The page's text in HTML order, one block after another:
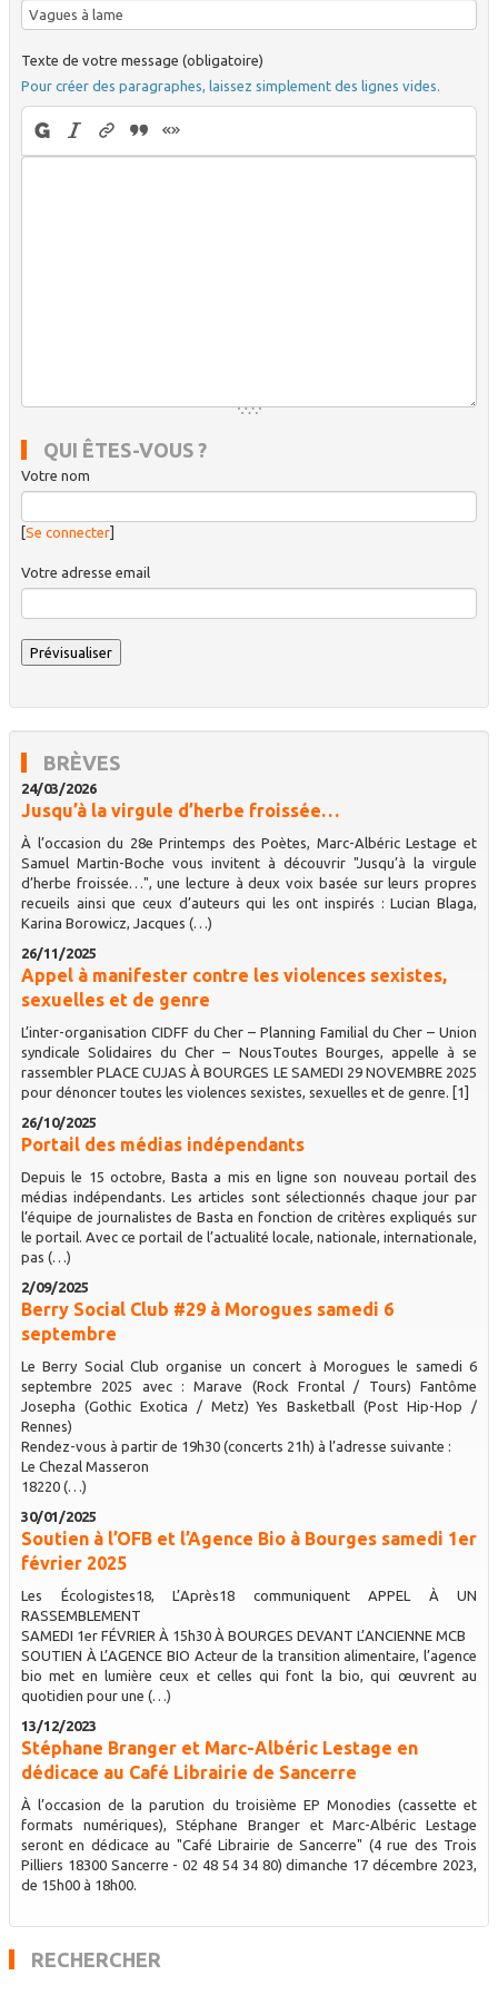
Texte de votre message (obligatoire)
Pour créer des paragraphes, laissez simplement des lignes vides.
QUI ÊTES-VOUS ?
Votre nom
[Se connecter]
Votre adresse email
BRÈVES
24/03/2026
Jusqu’à la virgule d’herbe froissée…
À l’occasion du 28e Printemps des Poètes, Marc-Albéric Lestage et
Samuel Martin-Boche vous invitent à découvrir "Jusqu’à la virgule
d’herbe froissée…", une lecture à deux voix basée sur leurs propres
recueils ainsi que ceux d’auteurs qui les ont inspirés : Lucian Blaga,
Karina Borowicz, Jacques (…)
26/11/2025
Appel à manifester contre les violences sexistes,
sexuelles et de genre
L’inter-organisation CIDFF du Cher – Planning Familial du Cher – Union
syndicale Solidaires du Cher – NousToutes Bourges, appelle à se
rassembler PLACE CUJAS À BOURGES LE SAMEDI 29 NOVEMBRE 2025
pour dénoncer toutes les violences sexistes, sexuelles et de genre. [1]
26/10/2025
Portail des médias indépendants
Depuis le 15 octobre, Basta a mis en ligne son nouveau portail des
médias indépendants. Les articles sont sélectionnés chaque jour par
l’équipe de journalistes de Basta en fonction de critères expliqués sur
le portail. Avec ce portail de l’actualité locale, nationale, internationale,
pas (…)
2/09/2025
Berry Social Club #29 à Morogues samedi 6
septembre
Le Berry Social Club organise un concert à Morogues le samedi 6
septembre 2025 avec : Marave (Rock Frontal / Tours) Fantôme
Josepha (Gothic Exotica / Metz) Yes Basketball (Post Hip-Hop /
Rennes)
Rendez-vous à partir de 19h30 (concerts 21h) à l’adresse suivante :
Le Chezal Masseron
18220 (…)
30/01/2025
Soutien à l’OFB et l’Agence Bio à Bourges samedi 1er
février 2025
Les Écologistes18, L’Après18 communiquent APPEL À UN
RASSEMBLEMENT
SAMEDI 1er FÉVRIER À 15h30 À BOURGES DEVANT L’ANCIENNE MCB
SOUTIEN À L’AGENCE BIO Acteur de la transition alimentaire, l’agence
bio met en lumière ceux et celles qui font la bio, qui œuvrent au
quotidien pour une (…)
13/12/2023
Stéphane Branger et Marc-Albéric Lestage en
dédicace au Café Librairie de Sancerre
À l’occasion de la parution du troisième EP Monodies (cassette et
formats numériques), Stéphane Branger et Marc-Albéric Lestage
seront en dédicace au "Café Librairie de Sancerre" (4 rue des Trois
Pilliers 18300 Sancerre - 02 48 54 34 80) dimanche 17 décembre 2023,
de 15h00 à 18h00.
RECHERCHER